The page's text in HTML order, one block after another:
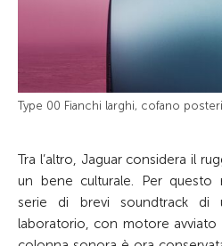
Type 00 Fianchi larghi, cofano
Tra l’altro, Jaguar considera il
un bene culturale. Per questo
serie di brevi soundtrack di
laboratorio, con motore avviato